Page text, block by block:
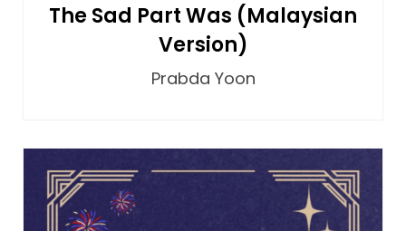
The Sad Part Was (Malaysian
Version)
Prabda Yoon